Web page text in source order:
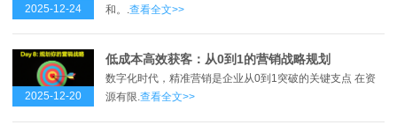
2025-12-24
和。. 查看全文>>
2025-12-20
低成本高效获客：从0到1的营销战略规划
数字化时代，精准营销是企业从0到1突破的关键支点 在资
源有限.查看全文>>